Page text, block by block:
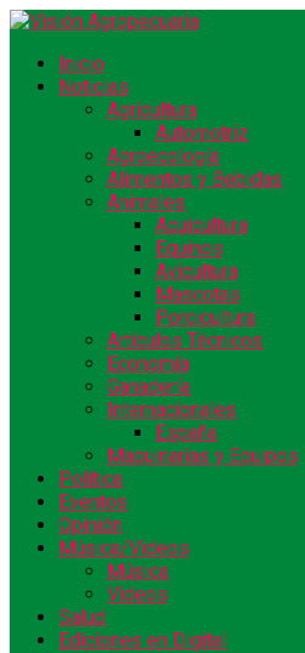
Inicio
Noticias
Agricultura
Automotriz
Agroecología
Alimentos y Bebidas
Animales
Acuicultura
Equinos
Avicultura
Mascotas
Porcicultura
Artículos Técnicos
Economía
Ganadería
Internacionales
España
Maquinarias y Equipos
Política
Eventos
Opinión
Música/Videos
Música
Videos
Salud
Ediciones en Digital